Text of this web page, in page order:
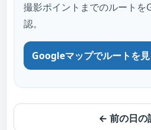
撮影ポイントまでのルート
認。
Googleマップでルートを
← 前の日の